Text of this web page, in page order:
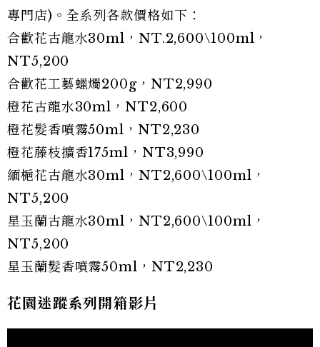
專門店)。全系列各款價格如下：
合歡花古龍水30ml，NT.2,600\100ml，
NT5,200
合歡花工藝蠟燭200g，NT2,990
橙花古龍水30ml，NT2,600
橙花髮香噴霧50ml，NT2,230
橙花藤枝擴香175ml，NT3,990
緬梔花古龍水30ml，NT2,600\100ml，
NT5,200
星玉蘭古龍水30ml，NT2,600\100ml，
NT5,200
星玉蘭髮香噴霧50ml，NT2,230
花園迷蹤系列開箱影片